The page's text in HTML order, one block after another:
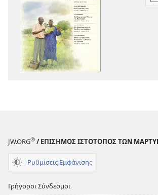
JW.ORG® / ΕΠΙΣΗΜΟΣ ΙΣΤΟΤΟΠΟΣ ΤΩΝ
Ρυθμίσεις Εμφάνισης
Γρήγοροι Σύνδεσμοι